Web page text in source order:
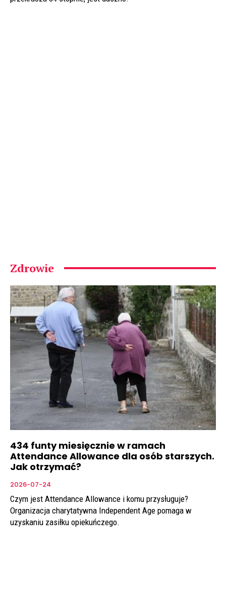
Zdrowie
434 funty miesięcznie w ramach
Attendance Allowance dla osób starszych.
Jak otrzymać?
2026-07-24
Czym jest Attendance Allowance i komu przysługuje?
Organizacja charytatywna Independent Age pomaga w
uzyskaniu zasiłku opiekuńczego.